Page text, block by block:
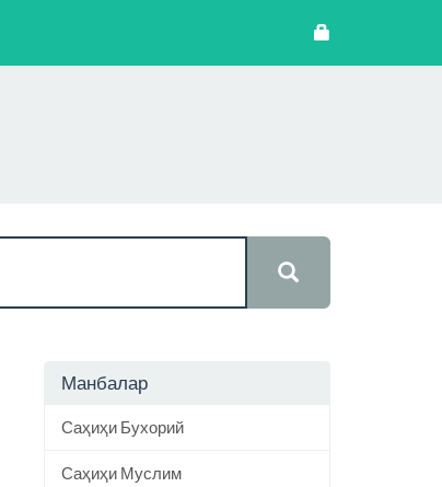
Манбалар
Саҳиҳи Бухорий
Саҳиҳи Муслим